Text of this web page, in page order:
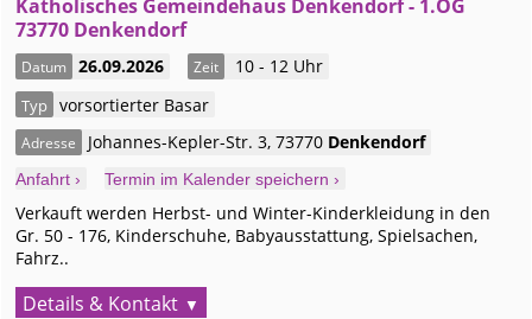
Katholisches Gemeindehaus Denkendorf - 1.OG
73770 Denkendorf
Datum 26.09.2026 Zeit 10 - 12 Uhr
Typ vorsortierter Basar
Adresse Johannes-Kepler-Str. 3,73770 Denkendorf
Anfahrt › Termin im Kalender speichern ›
Verkauft werden Herbst- und Winter-Kinderkleidung in den
Gr. 50 - 176, Kinderschuhe, Babyausstattung, Spielsachen,
Fahrz..
Details & Kontakt